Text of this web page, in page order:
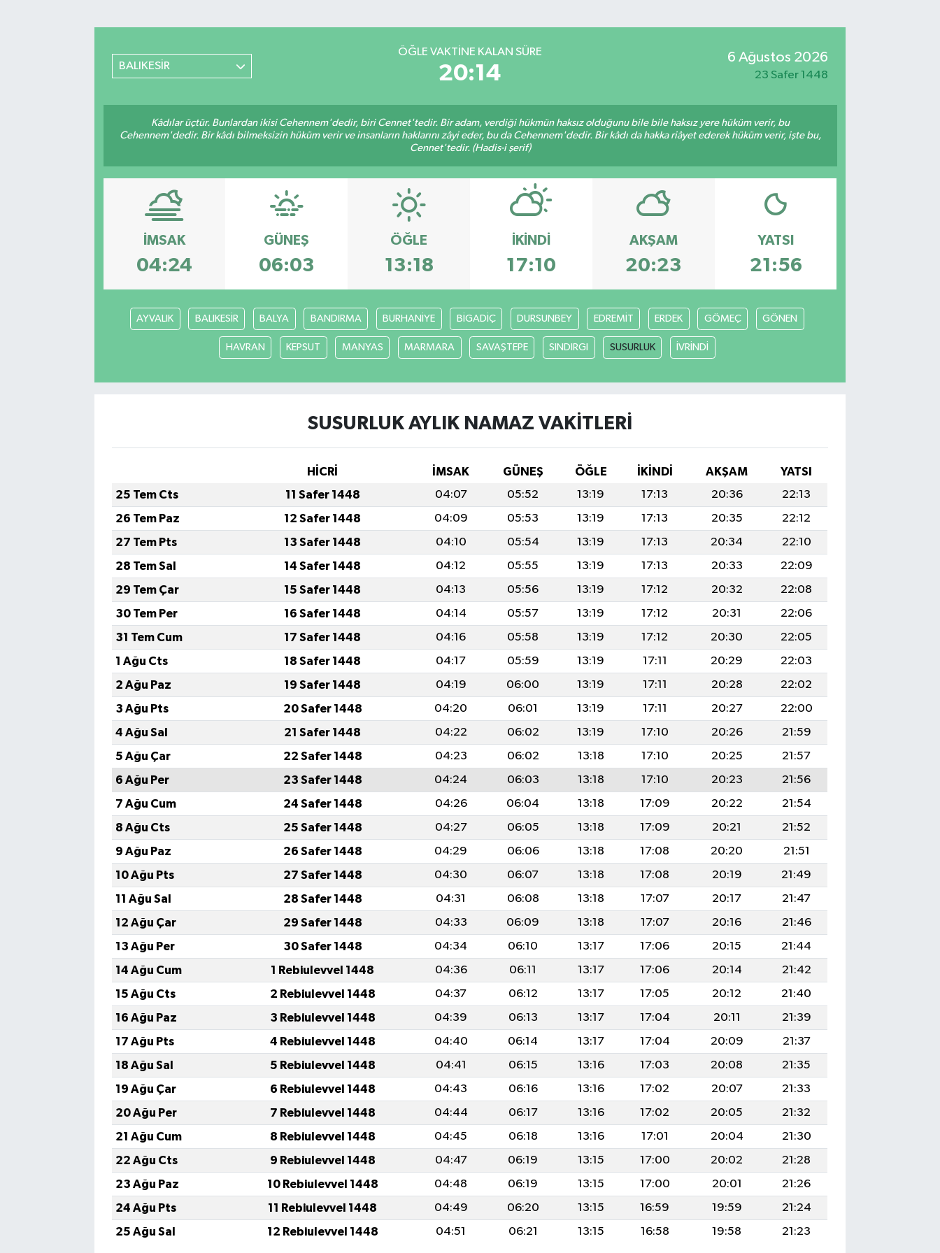
BALIKESİR
ÖĞLE VAKTINE KALAN SÜRE
20:14
6 Ağustos 2026
23 Safer 1448
Kâdılar üçtür. Bunlardan ikisi Cehennem'dedir, biri Cennet'tedir. Bir adam, verdiği hükmün haksız olduğunu bile bile haksız yere hüküm verir, bu
Cehennem'dedir. Bir kâdı bilmeksizin hüküm verir ve insanların haklarını zâyi eder, bu da Cehennem'dedir. Bir kâdı da hakka riâyet ederek hüküm verir, işte bu,
Cennet'tedir. (Hadis-i şerif)
İMSAK
04:24
GÜNEŞ
06:03
ÖĞLE
13:18
İKINDI
17:10
AKŞAM
20:23
YATSI
21:56
AYVALIK BALIKESİR BALYA BANDIRMA BURHANİYE BİGADİÇ DURSUNBEY EDREMİT ERDEK GÖMEÇ GÖNEN
HAVRAN KEPSUT MANYAS MARMARA SAVAŞTEPE SINDIRGI SUSURLUK İVRİNDİ
SUSURLUK AYLIK NAMAZ VAKITLERI
HİCRİ İMSAK GÜNEŞ ÖĞLE İKINDI AKŞAM
YATSI
25 Tem Cts
11 Safer 1448 04:07 05:52 13:19 17:13 20:36
22:13
26 Tem Paz
12 Safer 1448 04:09 05:53 13:19 17:13 20:35
22:12
27 Tem Pts
13 Safer 1448 04:10 05:54 13:19 17:13 20:34
22:10
28 Tem Sal
14 Safer 1448 04:12 05:55 13:19 17:13 20:33
22:09
29 Tem Çar
15 Safer 1448 04:13 05:56 13:19 17:12 20:32
22:08
30 Tem Per
16 Safer 1448 04:14 05:57 13:19 17:12 20:31
22:06
31 Tem Cum
17 Safer 1448 04:16 05:58 13:19 17:12 20:30
22:05
1 Ağu Cts
18 Safer 1448 04:17 05:59 13:19 17:11 20:29
22:03
2 Ağu Paz
19 Safer 1448 04:19 06:00 13:19 17:11 20:28
22:02
3 Ağu Pts
20 Safer 1448 04:20 06:01 13:19 17:11 20:27
22:00
4 Ağu Sal
21 Safer 1448 04:22 06:02 13:19 17:10 20:26
21:59
5 Ağu Çar
22 Safer 1448 04:23 06:02 13:18 17:10 20:25
21:57
6 Ağu Per
23 Safer 1448 04:24 06:03 13:18 17:10 20:23
21:56
7 Ağu Cum
24 Safer 1448 04:26 06:04 13:18 17:09 20:22
21:54
8 Ağu Cts
25 Safer 1448 04:27 06:05 13:18 17:09 20:21
21:52
9 Ağu Paz
26 Safer 1448 04:29 06:06 13:18 17:08 20:20
21:51
10 Ağu Pts
27 Safer 1448 04:30 06:07 13:18 17:08 20:19
21:49
11 Ağu Sal
28 Safer 1448 04:31 06:08 13:18 17:07 20:17
21:47
12 Ağu Çar
29 Safer 1448 04:33 06:09 13:18 17:07 20:16
21:46
13 Ağu Per
30 Safer 1448 04:34 06:10 13:17 17:06 20:15
21:44
14 Ağu Cum
1 Rebiulevvel 1448 04:36 06:11 13:17 17:06 20:14
21:42
15 Ağu Cts
2 Rebiulevvel 1448 04:37 06:12 13:17 17:05 20:12
21:40
16 Ağu Paz
3 Rebiulevvel 1448 04:39 06:13 13:17 17:04 20:11
21:39
17 Ağu Pts
4 Rebiulevvel 1448 04:40 06:14 13:17 17:04 20:09
21:37
18 Ağu Sal
5 Rebiulevvel 1448 04:41 06:15 13:16 17:03 20:08
21:35
19 Ağu Çar
6 Rebiulevvel 1448 04:43 06:16 13:16 17:02 20:07
21:33
20 Ağu Per
7 Rebiulevvel 1448 04:44 06:17 13:16 17:02 20:05
21:32
21 Ağu Cum
8 Rebiulevvel 1448 04:45 06:18 13:16 17:01 20:04
21:30
22 Ağu Cts
9 Rebiulevvel 1448 04:47 06:19 13:15 17:00 20:02
21:28
23 Ağu Paz
10 Rebiulevvel 1448 04:48 06:19 13:15 17:00 20:01
21:26
24 Ağu Pts
11 Rebiulevvel 1448 04:49 06:20 13:15 16:59 19:59
21:24
25 Ağu Sal
12 Rebiulevvel 1448 04:51 06:21 13:15 16:58 19:58 21:23